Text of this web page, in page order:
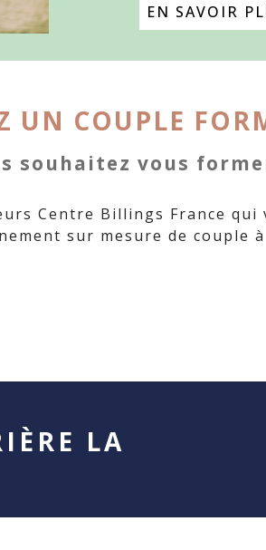
EN SAVOIR
UN COUPLE
souhaitez vous
Centre Billings France
sur mesure de couple
LA